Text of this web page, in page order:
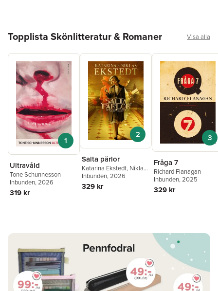
Topplista Skönlitteratur & Romaner Visa alla
1
Ultravåld
Tone Schunnesson
Inbunden, 2026
319 kr
2
Salta pärlor
Katarina Ekstedt, Niklas
Ekstedt
Inbunden, 2026
329 kr
3
Fråga 7
Richard Flanagan
Inbunden, 2025
329 kr